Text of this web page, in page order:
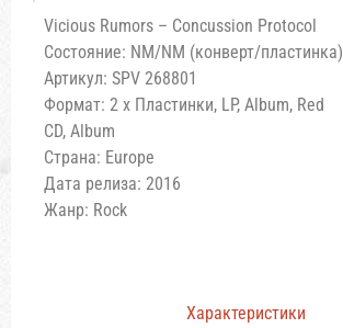
Характеристики
Vicious Rumors – Concussion Protocol
Состояние: NM/NM (конверт/пластинка)
Артикул: SPV 268801
Формат: 2 x Пластинки, LP, Album, Red
CD, Album
Страна: Europe
Дата релиза: 2016
Жанр: Rock